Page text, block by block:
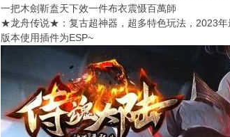
一把木劍靳盍天下效一件布衣震慑百萬師
★龙舟传说★：复古超神器，超多特色玩法，2023年
版本使用插件为ESP~